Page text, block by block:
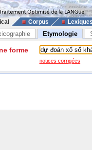
Corpus
Etymologie
forme
notices corrigées